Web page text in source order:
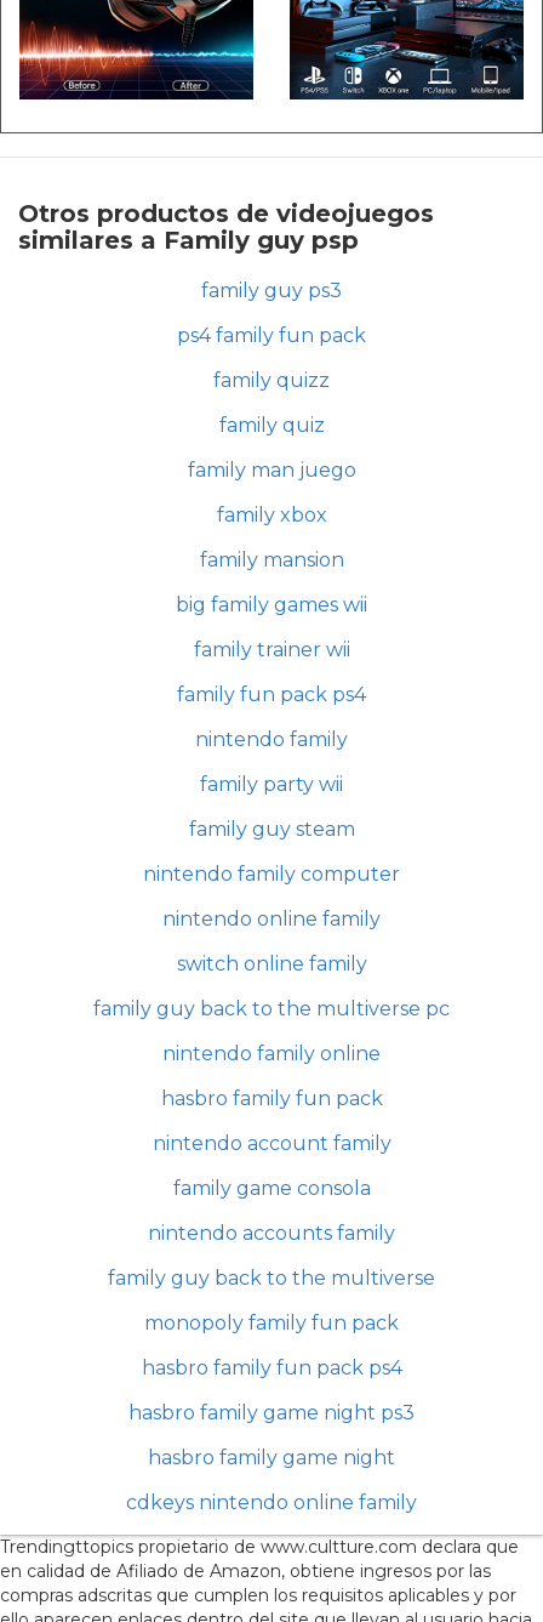
Otros productos de videojuegos
similares a Family guy psp
family guy ps3
ps4 family fun pack
family quizz
family quiz
family man juego
family xbox
family mansion
big family games wii
family trainer wii
family fun pack ps4
nintendo family
family party wii
family guy steam
nintendo family computer
nintendo online family
switch online family
family guy back to the multiverse pc
nintendo family online
hasbro family fun pack
nintendo account family
family game consola
nintendo accounts family
family guy back to the multiverse
monopoly family fun pack
hasbro family fun pack ps4
hasbro family game night ps3
hasbro family game night
cdkeys nintendo online family
Trendingttopics propietario de www.cultture.com declara que
en calidad de Afiliado de Amazon, obtiene ingresos por las
compras adscritas que cumplen los requisitos aplicables y por